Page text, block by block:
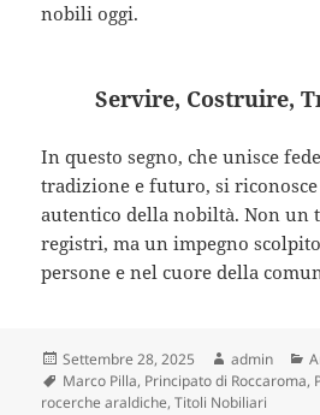
nobili oggi.
Servire, Costruire,
In questo segno, che unisce
tradizione e futuro, si
autentico della nobiltà. Non un
registri, ma un impegno
persone e nel cuore della
Scritto
il
Settembre 28, 2025 Autore
admin
Tag
Marco Pilla, Principato di Roccaroma,
rocerche araldiche,Titoli Nobiliari